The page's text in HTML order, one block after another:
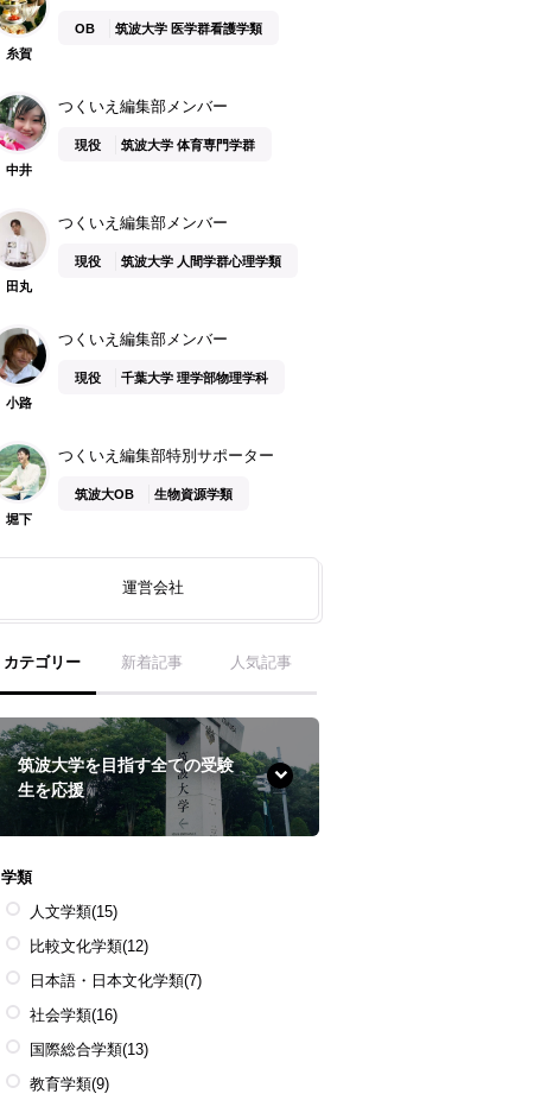
糸賀
OB 筑波大学 医学群看護学類
中井
つくいえ編集部メンバー
現役 筑波大学 体育専門学群
田丸
つくいえ編集部メンバー
現役 筑波大学 人間学群心理学類
小路
つくいえ編集部メンバー
現役 千葉大学 理学部物理学科
堀下
つくいえ編集部特別サポーター
筑波大OB 生物資源学類
運営会社
カテゴリー 新着記事 人気記事
筑波大学を目指す全ての受験
生を応援
学類
人文学類(15)
比較文化学類(12)
日本語・日本文化学類(7)
社会学類(16)
国際総合学類(13)
教育学類(9)